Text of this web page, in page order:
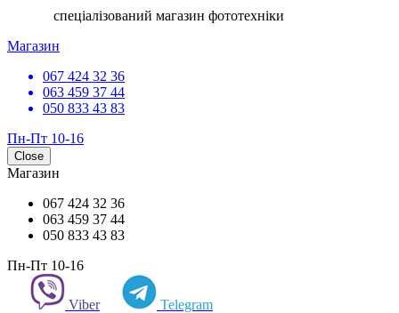
спеціалізований магазин фототехніки
Магазин
067 424 32 36
063 459 37 44
050 833 43 83
Пн-Пт 10-16
Close
Магазин
067 424 32 36
063 459 37 44
050 833 43 83
Пн-Пт 10-16
Viber Telegram